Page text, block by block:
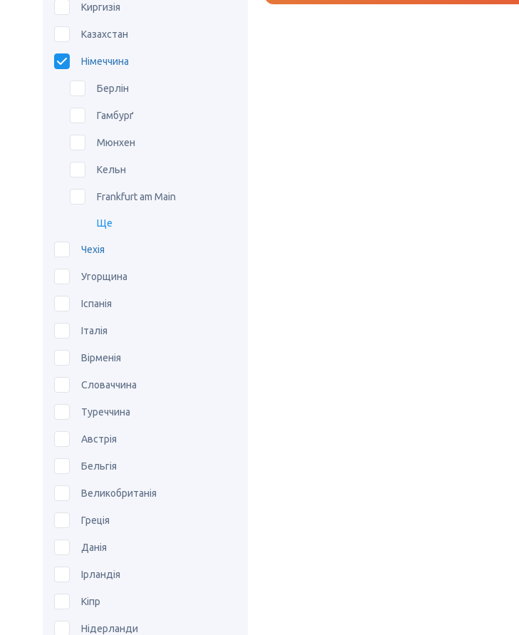
Киргизія
Казахстан
Німеччина
Берлін
Гамбурґ
Мюнхен
Кельн
Frankfurt am Main
Ще
Чехія
Угорщина
Іспанія
Італія
Вірменія
Словаччина
Туреччина
Австрія
Бельгія
Великобританія
Греція
Данія
Ірландія
Кіпр
Нідерланди